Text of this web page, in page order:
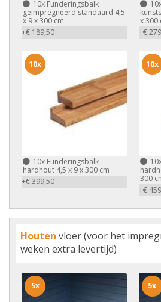
10x Funderingsbalk
geïmpregneerd standaard 4,5
x 9 x 300 cm
+€ 189,50
x 300
+€
10x Funderingsbalk
hardhout 4,5 x 9 x 300 cm
+€ 399,50
10x
300
+€
10x
Houten vloer (voor het
weken extra levertijd)
5x 5x